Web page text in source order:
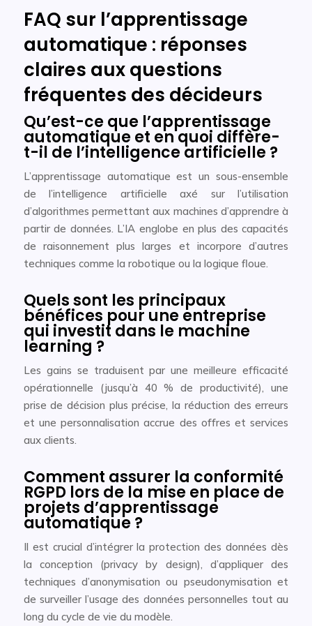
FAQ sur l’apprentissage
automatique : réponses
claires aux questions
fréquentes des décideurs
Qu’est-ce que l’apprentissage
automatique et en quoi diffère-
t-il de l’intelligence artificielle ?
L’apprentissage automatique est un sous-ensemble
de l’intelligence artificielle axé sur l’utilisation
d’algorithmes permettant aux machines d’apprendre à
partir de données. L’IA englobe en plus des capacités
de raisonnement plus larges et incorpore d’autres
techniques comme la robotique ou la logique floue.
Quels sont les principaux
bénéfices pour une entreprise
qui investit dans le machine
learning ?
Les gains se traduisent par une meilleure efficacité
opérationnelle (jusqu’à 40 % de productivité), une
prise de décision plus précise, la réduction des erreurs
et une personnalisation accrue des offres et services
aux clients.
Comment assurer la conformité
RGPD lors de la mise en place de
projets d’apprentissage
automatique ?
Il est crucial d’intégrer la protection des données dès
la conception (privacy by design), d’appliquer des
techniques d’anonymisation ou pseudonymisation et
de surveiller l’usage des données personnelles tout au
long du cycle de vie du modèle.